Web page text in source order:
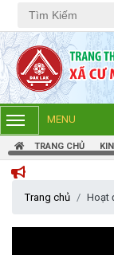
MENU
TRANG CHỦ
Trang chủ Hoạt